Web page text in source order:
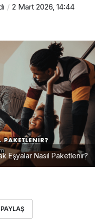
2 Mart 2026, 14:44
Eşyalar Nasıl Paketlenir?
PAYLAŞ